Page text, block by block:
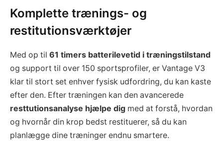
Komplette trænings- og
restitutionsværktøjer
Med op til 61 timers batterilevetid i træningstilstand
og support til over 150 sportsprofiler, er Vantage V3
klar til stort set enhver fysisk udfordring, du kan kaste
efter den. Efter træningen kan den avancerede
resttutionsanalyse hjælpe dig med at forstå, hvordan
og hvornår din krop bedst restituerer, så du kan
planlægge dine træninger endnu smartere.